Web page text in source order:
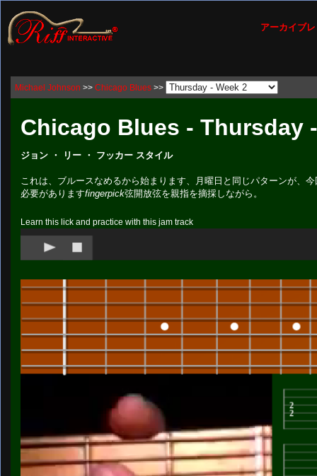
アーカイブ
Michael Johnson >> Chicago Blues >>
Chicago Blues - Thursday
ジョン ・ リー ・ フッカー スタイル
これは、ブルースなめるから始まります、月曜日と同じパターンが、
必要がありますfingerpick弦開放弦を親指を摘採しながら。
Learn this lick and practice with this jam track